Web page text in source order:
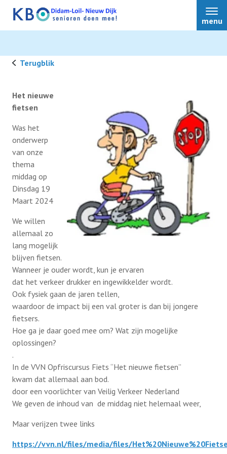
menu
Over ons
Ons aanbod
Nu actueel
Belangrijkste voor jou?
Terugblik
Bestuur
Contact
Lid worden
Lid worden
Terugblik
Het nieuwe
fietsen
Was het
onderwerp
van onze
thema
middag op
Dinsdag 19
Maart 2024
We willen
allemaal zo
lang mogelijk
blijven fietsen.
Wanneer je ouder wordt, kun je ervaren
dat het verkeer drukker en ingewikkelder wordt.
Ook fysiek gaan de jaren tellen,
waardoor de impact bij een val groter is dan bij jongere
fietsers.
Hoe ga je daar goed mee om? Wat zijn mogelijke
oplossingen?
.
In de VVN Opfriscursus Fiets “Het nieuwe fietsen”
kwam dat allemaal aan bod.
door een voorlichter van Veilig Verkeer Nederland
We geven de inhoud van de middag niet helemaal weer,
Maar verijzen twee links
https://vvn.nl/files/media/files/